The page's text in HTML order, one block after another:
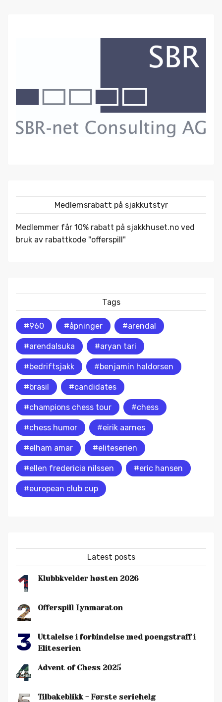
Medlemsrabatt på sjakkutstyr
Medlemmer får 10% rabatt på sjakkhuset.no ved
bruk av rabattkode "offerspill"
Tags
#960 #åpninger #arendal
#arendalsuka #aryan tari
#bedriftsjakk #benjamin haldorsen
#brasil #candidates
#champions chess tour #chess
#chess humor #eirik aarnes
#elham amar #eliteserien
#ellen fredericia nilssen #eric hansen
#european club cup
Latest posts
1 Klubbkvelder høsten 2026
2 Offerspill Lynmaraton
3
Uttalelse i forbindelse med poengstraff i
Eliteserien
4 Advent of Chess 2025
Tilbakeblikk - Første seriehelg